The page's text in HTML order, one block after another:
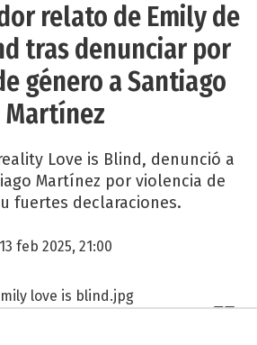
relato de Emily de
tras denunciar por
género a Santiago
Martínez
Love is Blind, denunció a
Martínez por violencia de
fuertes declaraciones.
13 feb 2025, 21:00